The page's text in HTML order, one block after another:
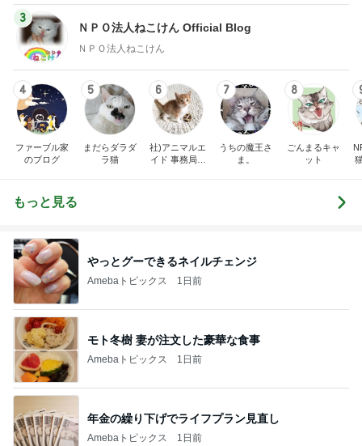
3
ＮＰＯ法人ねこけん Official Blog
ＮＰＯ法人ねこけん
4
ファーブル家
のブログ
5
まだらダラダ
ラ猫
6
社)アニマルエ
イド 事務局＆
7
うちの魔王さ
ま。
8
ごんまるキャ
ット
もっと見る
やっとグーできるネイルチェンジ
Amebaトピックス 1日前
モト冬樹 妻が注文した豪華な食事
Amebaトピックス 1日前
年金の繰り下げでライフプラン見直し
Amebaトピックス 1日前